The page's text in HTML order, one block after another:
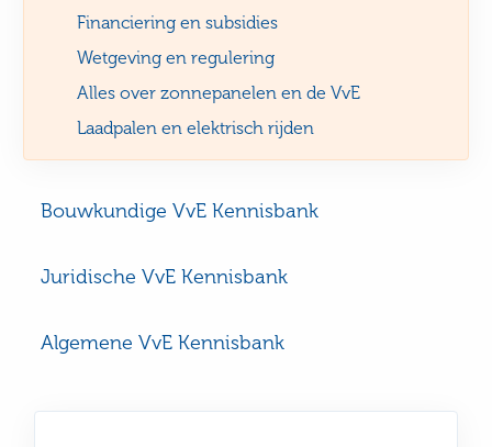
Financiering en subsidies
Wetgeving en regulering
Alles over zonnepanelen en de VvE
Laadpalen en elektrisch rijden
Bouwkundige VvE Kennisbank
Juridische VvE Kennisbank
Algemene VvE Kennisbank